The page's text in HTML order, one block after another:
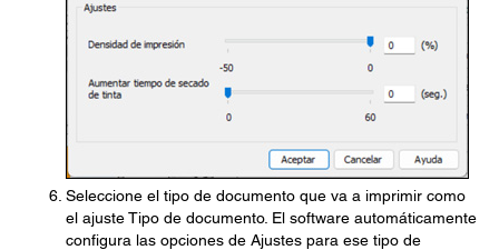
Seleccione el tipo de documento que va a imprimir como
el ajuste Tipo de documento. El software automáticamente
configura las opciones de Ajustes para ese tipo de